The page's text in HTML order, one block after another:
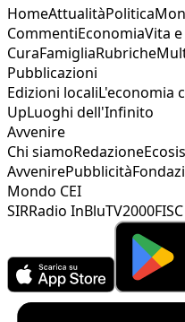
HomeAttualitàPolitica
CommentiEconomiaVita e
CuraFamigliaRubriche
Pubblicazioni
Edizioni localiL'economia
UpLuoghi dell'Infinito
Avvenire
Chi siamoRedazione
AvvenirePubblicità
Mondo CEI
SIRRadio InBluTV2000FISC